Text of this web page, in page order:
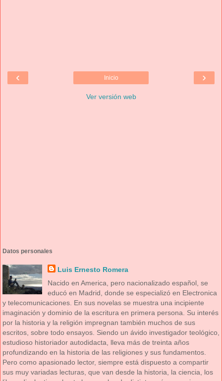
‹ ›
Inicio
Ver versión web
Datos personales
Luis Ernesto Romera
Nacido en America, pero nacionalizado español, se
educó en Madrid, donde se especializó en Electronica
y telecomunicaciones. En sus novelas se muestra una incipiente
imaginación y dominio de la escritura en primera persona. Su interés
por la historia y la religión impregnan también muchos de sus
escritos, sobre todo ensayos. Siendo un ávido investigador teológico,
estudioso historiador autodidacta, lleva más de treinta años
profundizando en la historia de las religiones y sus fundamentos.
Pero como apasionado lector, siempre está dispuesto a compartir
sus muy variadas lecturas, que van desde la historia, la ciencia, los